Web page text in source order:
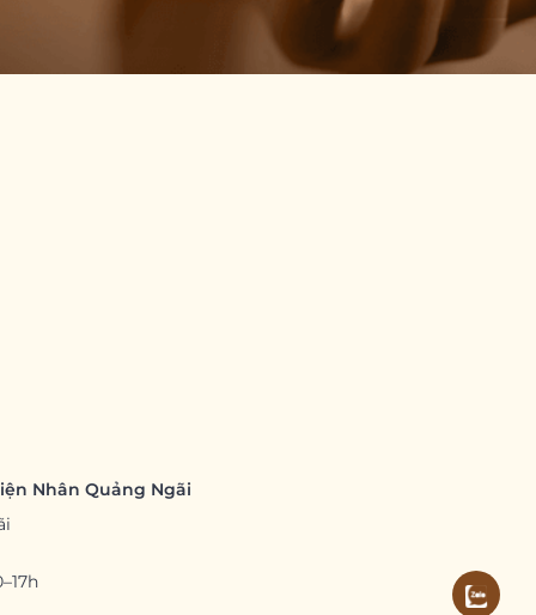
Nhân Quảng Ngãi